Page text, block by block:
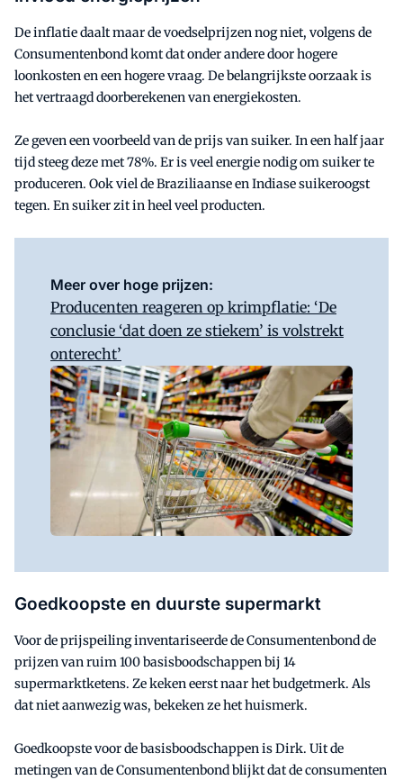
De inflatie daalt maar de voedselprijzen nog niet, volgens de
Consumentenbond komt dat onder andere door hogere
loonkosten en een hogere vraag. De belangrijkste oorzaak is
het vertraagd doorberekenen van energiekosten.
Ze geven een voorbeeld van de prijs van suiker. In een half jaar
tijd steeg deze met 78%. Er is veel energie nodig om suiker te
produceren. Ook viel de Braziliaanse en Indiase suikeroogst
tegen. En suiker zit in heel veel producten.
Meer over hoge prijzen:
Producenten reageren op krimpflatie: ‘De
conclusie ‘dat doen ze stiekem’ is volstrekt
onterecht’
Goedkoopste en duurste supermarkt
Voor de prijspeiling inventariseerde de Consumentenbond de
prijzen van ruim 100 basisboodschappen bij 14
supermarktketens. Ze keken eerst naar het budgetmerk. Als
dat niet aanwezig was, bekeken ze het huismerk.
Goedkoopste voor de basisboodschappen is Dirk. Uit de
metingen van de Consumentenbond blijkt dat de consumenten